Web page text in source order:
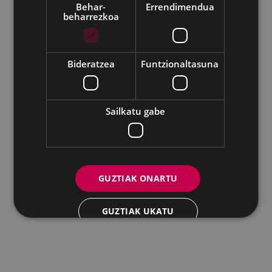
Udalaren sare sozial guztiak
Eibarko Andretxea - Isasi kalea, 11 | 20600 Eibar
Andretxea: 943 54 39 38Berdintasuna: 943 70 84 40
andretxea@eibar.eus
berdintasuna@eibar.eus
IFZ: P2003100A | DIR3 L01200300
Behar-
beharrezkoa
Errendimendua
Bideratzea Funtzionaltasuna
Sailkatu gabe
GUZTIAK ONARTU
GUZTIAK UKATU